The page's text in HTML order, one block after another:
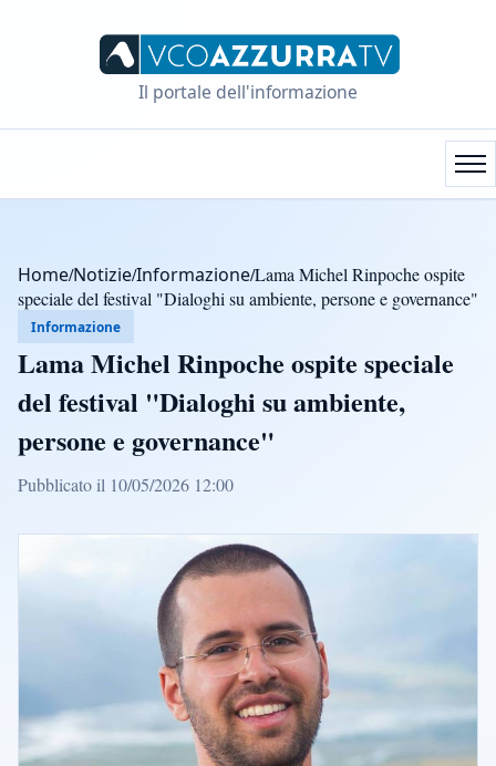
Il portale dell'informazione
Home/Notizie/Informazione/Lama Michel Rinpoche ospite
speciale del festival "Dialoghi su ambiente, persone e governance"
Informazione
Lama Michel Rinpoche ospite speciale
del festival "Dialoghi su ambiente,
persone e governance"
Pubblicato il 10/05/2026 12:00